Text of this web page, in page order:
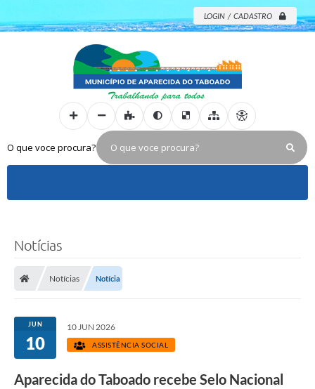
LOGIN / CADASTRO
O que voce procura?
Notícias
Notícias Notícia
JUN
10
10 JUN 2026
ASSISTÊNCIA SOCIAL
Aparecida do Taboado recebe Selo Nacional